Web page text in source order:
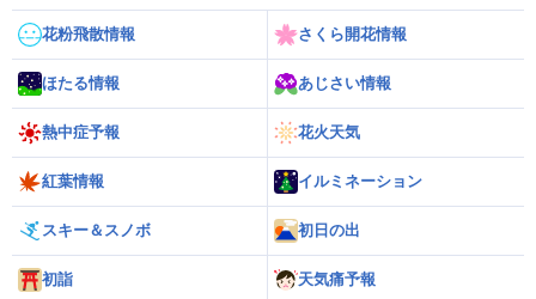
花粉飛散情報 さくら開花情報
ほたる情報 あじさい情報
熱中症予報 花火天気
紅葉情報 イルミネーション
スキー＆スノボ 初日の出
初詣 天気痛予報